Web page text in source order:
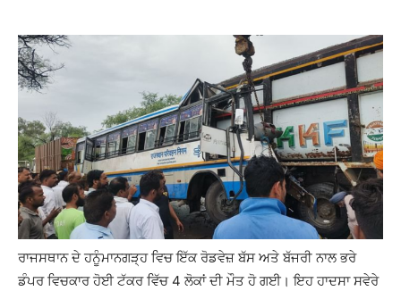
ਰਾਜਸਥਾਨ ਦੇ ਹਨੂੰਮਾਨਗੜ੍ਹ ਵਿਚ ਇੱਕ ਰੋਡਵੇਜ਼ ਬੱਸ ਅਤੇ ਬੱਜਰੀ ਨਾਲ ਭਰੇ
ਡੰਪਰ ਵਿਚਕਾਰ ਹੋਈ ਟੱਕਰ ਵਿੱਚ 4 ਲੋਕਾਂ ਦੀ ਮੌਤ ਹੋ ਗਈ। ਇਹ ਹਾਦਸਾ ਸਵੇਰੇ